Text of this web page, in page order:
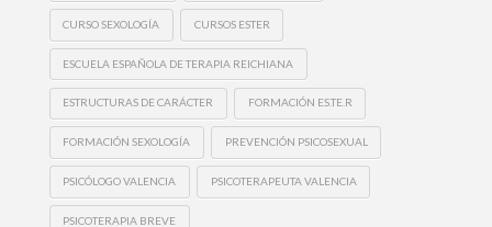
CURSO SEXOLOGÍA CURSOS ESTER
ESCUELA ESPAÑOLA DE TERAPIA REICHIANA
ESTRUCTURAS DE CARÁCTER FORMACIÓN ES.TE.R
FORMACIÓN SEXOLOGÍA PREVENCIÓN PSICOSEXUAL
PSICÓLOGO VALENCIA PSICOTERAPEUTA VALENCIA
PSICOTERAPIA BREVE